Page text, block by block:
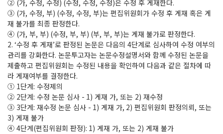
② (가, 수정, 수정) (수정, 수정, 수정)은 수정 후 게재한다.
③ (가, 수정, 부) (수정, 수정, 부)는 편집위원회가 수정 후 게재 혹은 게
재 불가를 최종 판정한다.
④ (가, 부, 부) (수정, 부, 부) (부, 부, 부)는 게재 불가로 판정한다.
2. ‘수정 후 게재’로 판정된 논문은 다음의 4단계로 심사하여 수정 여부의
관리를 강화한다. 논문투고자는 논문수정설명서와 함께 수정된 논문을
제출하고 편집위원회는 수정된 내용을 확인하여 다음과 같은 절차에 따
라 게재여부를 결정한다.
① 1단계: 수정제의
② 2단계: 수정 논문 심사 - 1) 게재 가, 또는 2) 재수정
③ 3단계: 재수정 논문 심사 - 1) 게재 가, 2) 편집위원회 판정의뢰, 또는
3) 게재 불가
④ 4단계(편집위원회 판정): 1) 게재 가, 또는 2) 게재 불가